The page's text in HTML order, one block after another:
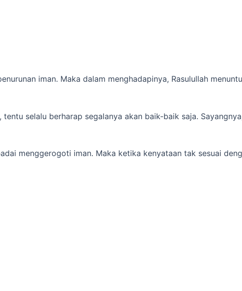
iman. Maka dalam menghadapinya, Rasulullah
selalu berharap segalanya akan baik-baik saja.
menggerogoti iman. Maka ketika kenyataan tak sesuai